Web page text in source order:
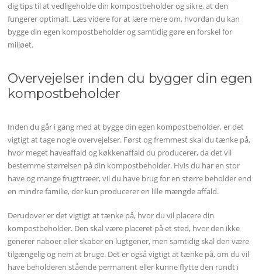
dig tips til at vedligeholde din kompostbeholder og sikre, at den
fungerer optimalt. Læs videre for at lære mere om, hvordan du kan
bygge din egen kompostbeholder og samtidig gøre en forskel for
miljøet.
Overvejelser inden du bygger din egen
kompostbeholder
Inden du går i gang med at bygge din egen kompostbeholder, er det
vigtigt at tage nogle overvejelser. Først og fremmest skal du tænke på,
hvor meget haveaffald og køkkenaffald du producerer, da det vil
bestemme størrelsen på din kompostbeholder. Hvis du har en stor
have og mange frugttræer, vil du have brug for en større beholder end
en mindre familie, der kun producerer en lille mængde affald.
Derudover er det vigtigt at tænke på, hvor du vil placere din
kompostbeholder. Den skal være placeret på et sted, hvor den ikke
generer naboer eller skaber en lugtgener, men samtidig skal den være
tilgængelig og nem at bruge. Det er også vigtigt at tænke på, om du vil
have beholderen stående permanent eller kunne flytte den rundt i